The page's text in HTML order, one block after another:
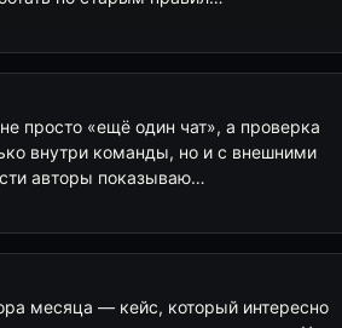
просто «ещё один чат», а проверка
внутри команды, но и с внешними
авторы показываю…
месяца — кейс, который интересно